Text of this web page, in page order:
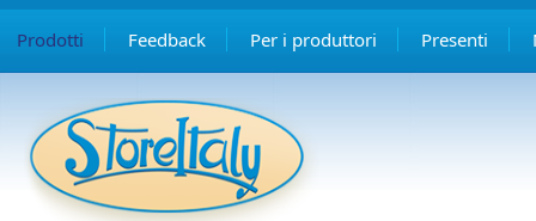
Prodotti Feedback Per i produttori Presenti